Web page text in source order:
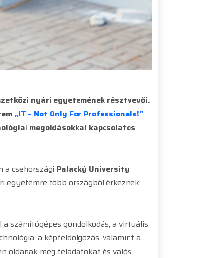
nyári egyetemének résztvevői.
„IT – Not Only For Professionals!”
megoldásokkal kapcsolatos
a csehországi Palacký University
egyetemre több országból érkeznek
számítógépes gondolkodás, a virtuális
a képfeldolgozás, valamint a
oldanak meg feladatokat és valós